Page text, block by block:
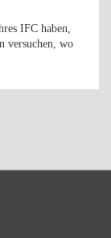
IFC haben,
versuchen, wo